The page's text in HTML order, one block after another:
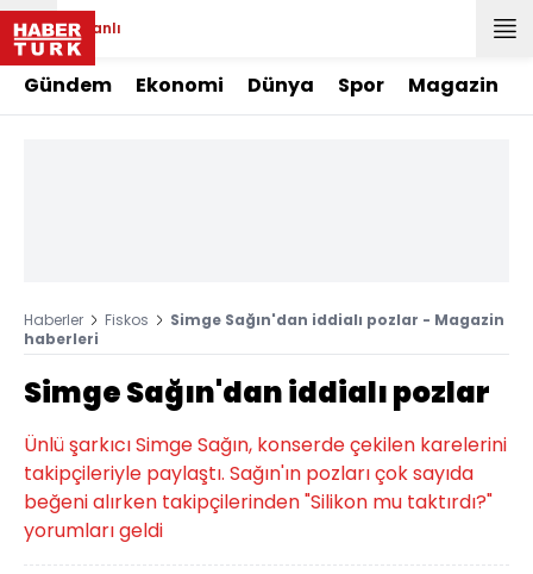
Canlı
Gündem Ekonomi Dünya Spor Magazin
Haberler Fiskos
Simge Sağın'dan iddialı pozlar - Magazin
haberleri
Simge Sağın'dan iddialı pozlar
Ünlü şarkıcı Simge Sağın, konserde çekilen karelerini
takipçileriyle paylaştı. Sağın'ın pozları çok sayıda
beğeni alırken takipçilerinden "Silikon mu taktırdı?"
yorumları geldi